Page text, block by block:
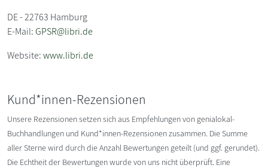
DE - 22763 Hamburg
E-Mail:GPSR@libri.de
Website:www.libri.de
Kund*innen-Rezensionen
Unsere Rezensionen setzen sich aus Empfehlungen von genialokal-
Buchhandlungen und Kund*innen-Rezensionen zusammen. Die Summe
aller Sterne wird durch die Anzahl Bewertungen geteilt (und ggf. gerundet).
Die Echtheit der Bewertungen wurde von uns nicht überprüft. Eine